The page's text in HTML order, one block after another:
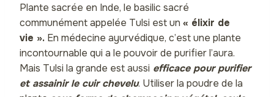
Plante sacrée en Inde, le basilic sacré
communément appelée Tulsi est un « élixir de
vie ». En médecine ayurvédique, c’est une plante
incontournable qui a le pouvoir de purifier l’aura.
Mais Tulsi la grande est aussi efficace pour purifier
et assainir le cuir chevelu. Utiliser la poudre de la